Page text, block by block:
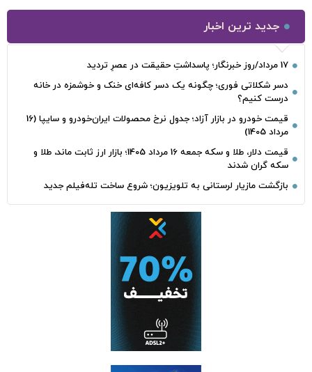
جدید ترین اخبار
17 مرداد/روز خبرنگار؛ پاسداشتِ حقیقت در عصرِ تردید
دسر شکلاتی فوری؛ چگونه یک دسر کافه‌ای خنک و خوشمزه در خانه
درست کنیم؟
قیمت خودرو در بازار آزاد؛ جدول نرخ محصولات ایران‌خودرو و سایپا (16
مرداد 1405)
قیمت دلار، طلا و سکه جمعه 16 مرداد 1405؛ بازار ارز ثابت ماند، طلا و
سکه گران شدند
بازگشت مازیار لرستانی به تلویزیون؛ شروع ساخت تله‌فیلم جدید